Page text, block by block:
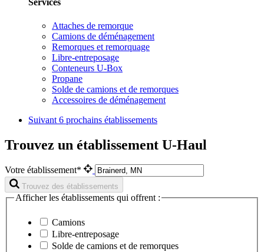
Services
Attaches de remorque
Camions de déménagement
Remorques et remorquage
Libre-entreposage
Conteneurs U-Box
Propane
Solde de camions et de remorques
Accessoires de déménagement
Suivant 6 prochains établissements
Trouvez un établissement U-Haul
Votre établissement*
Trouvez des établissements
Afficher les établissements qui offrent :
Camions
Libre-entreposage
Solde de camions et de remorques